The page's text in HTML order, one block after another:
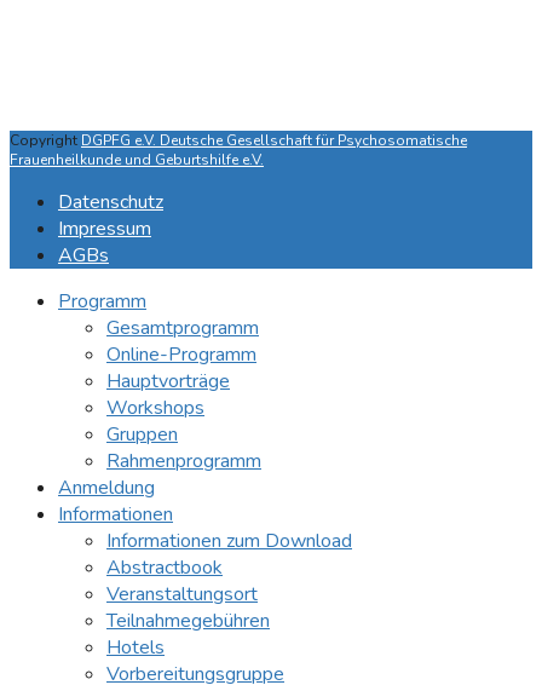
Copyright DGPFG e.V. Deutsche Gesellschaft für Psychosomatische
Frauenheilkunde und Geburtshilfe e.V.
Datenschutz
Impressum
AGBs
Programm
Gesamtprogramm
Online-Programm
Hauptvorträge
Workshops
Gruppen
Rahmenprogramm
Anmeldung
Informationen
Informationen zum Download
Abstractbook
Veranstaltungsort
Teilnahmegebühren
Hotels
Vorbereitungsgruppe